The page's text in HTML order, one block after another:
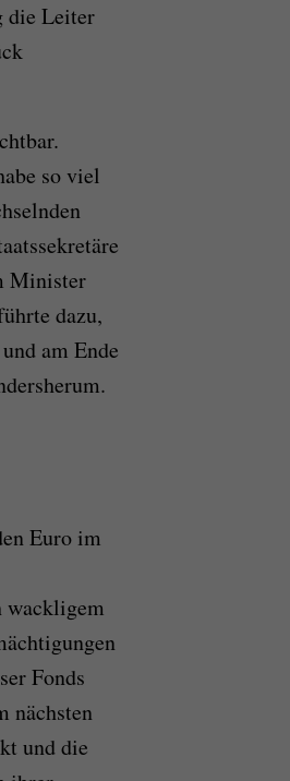
die Leiter
so viel
Minister
dazu,
am Ende
Euro im
wackligem
Fonds
nächsten
und die